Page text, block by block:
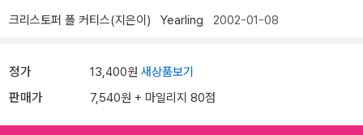
크리스토퍼 폴 커티스(지은이) Yearling 2002-01-08
정가 13,400원 새상품보기
판매가 7,540원 + 마일리지 80점